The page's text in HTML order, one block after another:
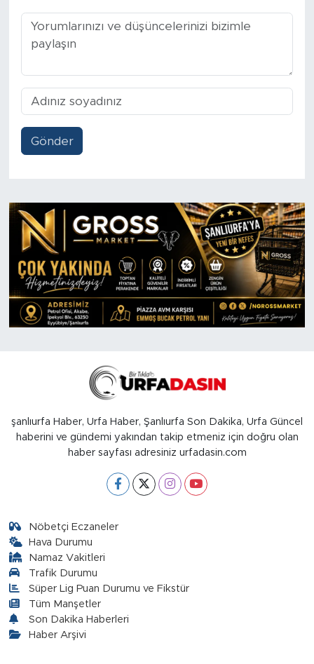
Gönder
şanlıurfa Haber, Urfa Haber, Şanlıurfa Son Dakika, Urfa Güncel
haberini ve gündemi yakından takip etmeniz için doğru olan
haber sayfası adresiniz urfadasin.com
Nöbetçi Eczaneler
Hava Durumu
Namaz Vakitleri
Trafik Durumu
Süper Lig Puan Durumu ve Fikstür
Tüm Manşetler
Son Dakika Haberleri
Haber Arşivi